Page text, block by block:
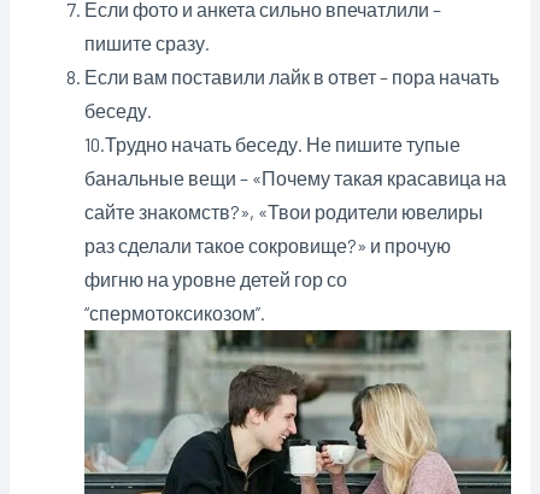
Если фото и анкета сильно впечатлили –
пишите сразу.
Если вам поставили лайк в ответ – пора начать
беседу.
10.Трудно начать беседу. Не пишите тупые
банальные вещи – «Почему такая красавица на
сайте знакомств?», «Твои родители ювелиры
раз сделали такое сокровище?» и прочую
фигню на уровне детей гор со
“спермотоксикозом”.